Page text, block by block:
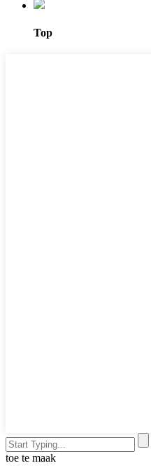
Top
toe te maak